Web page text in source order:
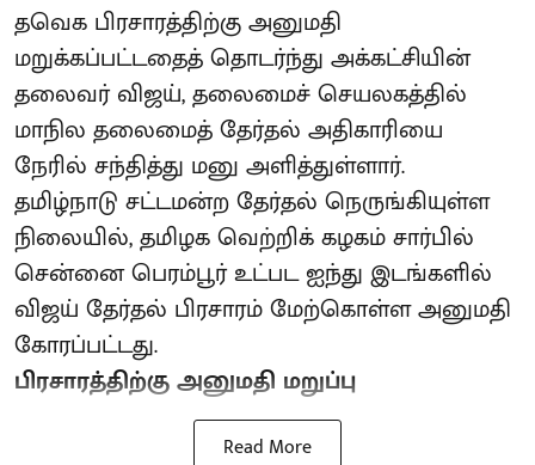
தவெக பிரசாரத்திற்கு அனுமதி
மறுக்கப்பட்டதைத் தொடர்ந்து அக்கட்சியின்
தலைவர் விஜய், தலைமைச் செயலகத்தில்
மாநில தலைமைத் தேர்தல் அதிகாரியை
நேரில் சந்தித்து மனு அளித்துள்ளார்.
தமிழ்நாடு சட்டமன்ற தேர்தல் நெருங்கியுள்ள
நிலையில், தமிழக வெற்றிக் கழகம் சார்பில்
சென்னை பெரம்பூர் உட்பட ஐந்து இடங்களில்
விஜய் தேர்தல் பிரசாரம் மேற்கொள்ள அனுமதி
கோரப்பட்டது.
பிரசாரத்திற்கு அனுமதி மறுப்பு
Read More